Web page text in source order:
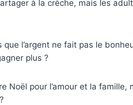
à la crèche, mais les
que l’argent ne fait pas le
plus ?
Noël pour l’amour et la